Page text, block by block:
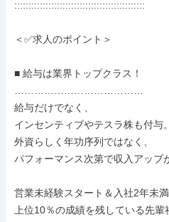
::::::::::::::::::::::::::::::::::::::::::::::
＜✅求人のポイント＞
■ 給与は業界トップクラス！
給与だけでなく、
インセンティブやテスラ株も付与。
外資らしく年功序列ではなく、
パフォーマンス次第で収入アップ
営業未経験スタート＆入社2年未
上位10％の成績を残している先輩